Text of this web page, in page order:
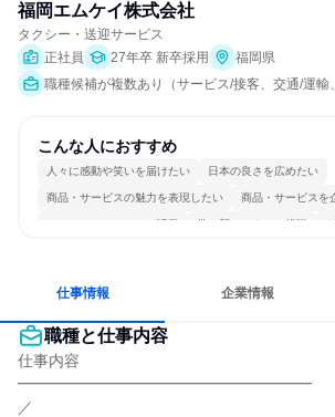
福岡エムケイ株式会社
タクシー・送迎サービス
正社員
27年卒 新卒採用
福岡県
職種候補が複数あり（サービス/接客、交通/運輸
こんな人におすすめ
人々に感動や笑いを届けたい 日本の良さを広めたい
商品・サービスの魅力を表現したい 商品・サービスを
コミュニケーションが活発 常に新しいものに挑戦
仕事情報 企業情報
職種と仕事内容
仕事内容
━━━━━━━━━━━━━━━━━━━
／